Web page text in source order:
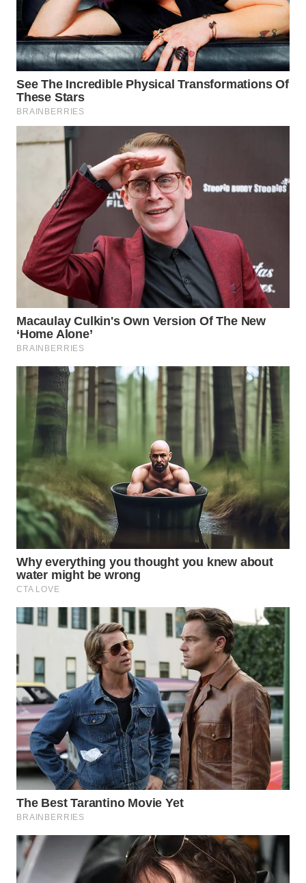
CIANJUR
WN
KEPULAUAN
SERIBU
WN
TANGERANG
BINJAI
WN
CIREBON
WN
INDRAMAYU
WN
WN
MAJALENGKA
SUBANG
WN
SUKABUMI
WN
PURWAKARTA
PRIANGAN
TIMUR
SEMARANG
WN
SOLO
WN
BOROBUDUR
WN
MADURA